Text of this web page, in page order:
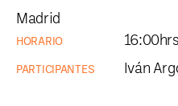
Madrid
HORARIO 16:00hrs
PARTICIPANTES Iván